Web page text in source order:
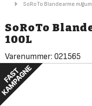
SoRoTo Blandearme m/
SoRoTo
100L
Varenummer: 021565